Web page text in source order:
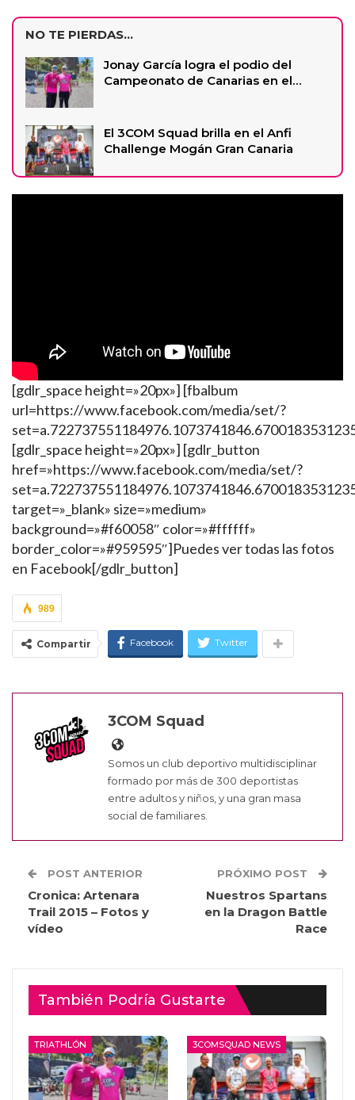
NO TE PIERDAS...
Jonay García logra el podio del
Campeonato de Canarias en el…
El 3COM Squad brilla en el Anfi
Challenge Mogán Gran Canaria
[gdlr_space height=»20px»] [fbalbum
url=https://www.facebook.com/media/set/?
[gdlr_space height=»20px»] [gdlr_button
href=»https://www.facebook.com/media/set/?
target=»_blank» size=»medium»
background=»#f60058″ color=»#ffffff»
border_color=»#959595″]Puedes ver todas las fotos
en Facebook[/gdlr_button]
989
Compartir Facebook Twitter
3COM Squad
Somos un club deportivo multidisciplinar
formado por más de 300 deportistas
entre adultos y niños, y una gran masa
social de familiares.
POST ANTERIOR
Cronica: Artenara
Trail 2015 – Fotos y
vídeo
PRÓXIMO POST
Nuestros Spartans
en la Dragon Battle
Race
También Podría Gustarte
TRIATHLÓN 3COMSQUAD NEWS